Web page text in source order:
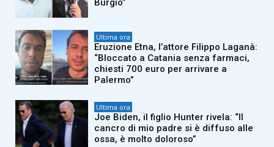
Burgio”
Ultima ora
Eruzione Etna, l’attore Filippo Laganà:
“Bloccato a Catania senza farmaci,
chiesti 700 euro per arrivare a
Palermo”
Ultima ora
Joe Biden, il figlio Hunter rivela: “Il
cancro di mio padre si è diffuso alle
ossa, è molto doloroso”